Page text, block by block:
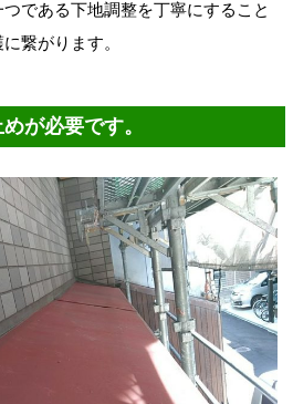
である下地調整を丁寧にすること
繋がります。
が必要です。